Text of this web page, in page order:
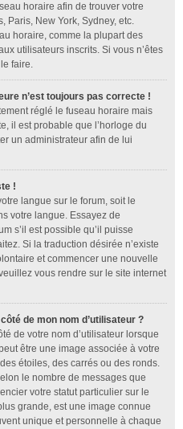
horaire afin de trouver votre
Paris, New York, Sydney, etc.
horaire, comme la plupart des
utilisateurs inscrits. Si vous n’êtes
faire.
n’est toujours pas correcte !
réglé le fuseau horaire mais
il est probable que l’horloge du
un administrateur afin de lui
!
langue sur le forum, soit le
votre langue. Essayez de
s’il est possible qu’il puisse
Si la traduction désirée n’existe
et commencer une nouvelle
vous rendre sur le site internet
de mon nom d’utilisateur ?
de votre nom d’utilisateur lorsque
être une image associée à votre
étoiles, des carrés ou des ronds.
le nombre de messages que
votre statut particulier sur le
grande, est une image connue
unique et personnelle à chaque